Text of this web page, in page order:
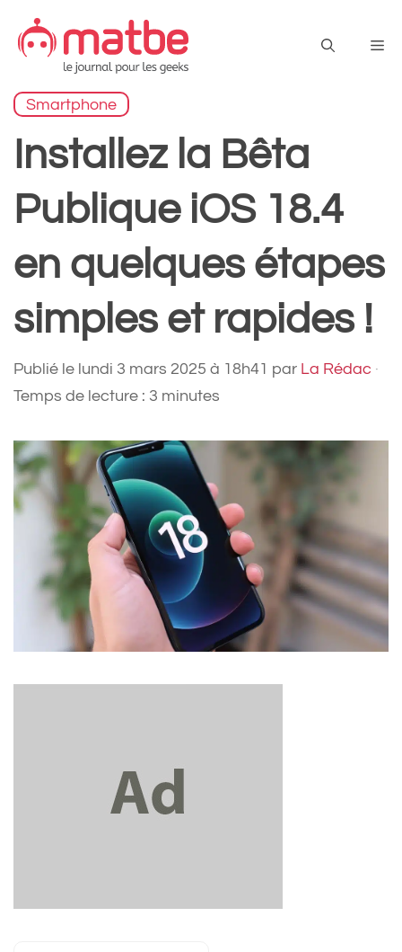
contenu
Smartphone
Installez la Bêta
Publique iOS 18.4
en quelques étapes
simples et rapides !
Publié le lundi 3 mars 2025 à 18h41 par La Rédac ·
Temps de lecture : 3 minutes